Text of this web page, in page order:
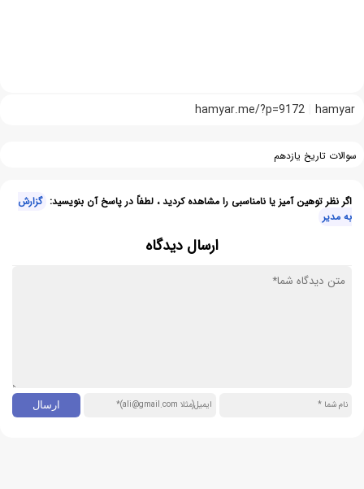
hamyar
hamyar.me/?p=9172
سوالات تاریخ یازدهم
اگر نظر توهین آمیز یا نامناسبی را مشاهده کردید ، لطفاً در پاسخ آن بنویسید: گزارش
به مدیر
ارسال دیدگاه